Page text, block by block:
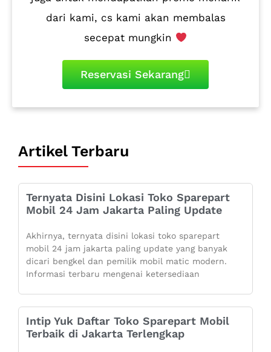
dari kami, cs kami akan membalas
secepat mungkin
Reservasi Sekarang
Artikel Terbaru
Ternyata Disini Lokasi Toko Sparepart
Mobil 24 Jam Jakarta Paling Update
Akhirnya, ternyata disini lokasi toko sparepart
mobil 24 jam jakarta paling update yang banyak
dicari bengkel dan pemilik mobil matic modern.
Informasi terbaru mengenai ketersediaan
Intip Yuk Daftar Toko Sparepart Mobil
Terbaik di Jakarta Terlengkap